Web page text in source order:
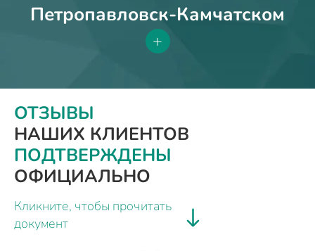
Петропавловск-Камчатском
+
ОТЗЫВЫ
НАШИХ КЛИЕНТОВ
ПОДТВЕРЖДЕНЫ
ОФИЦИАЛЬНО
Кликните, чтобы прочитать
документ